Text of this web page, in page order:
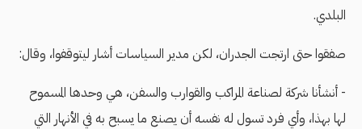
البلدي.
صفقوا حتى ارتجت الجدران، لكن مدير السياسات أشار ليتوقفوا، وقال:
- أنشأنا شركة لصناعة المراكب والقوارب والسفن، هي وحدها المسموح
لها بهذا، وأي فرد تسول له نفسه أن يصنع ما يسبح به في الأنهار التي